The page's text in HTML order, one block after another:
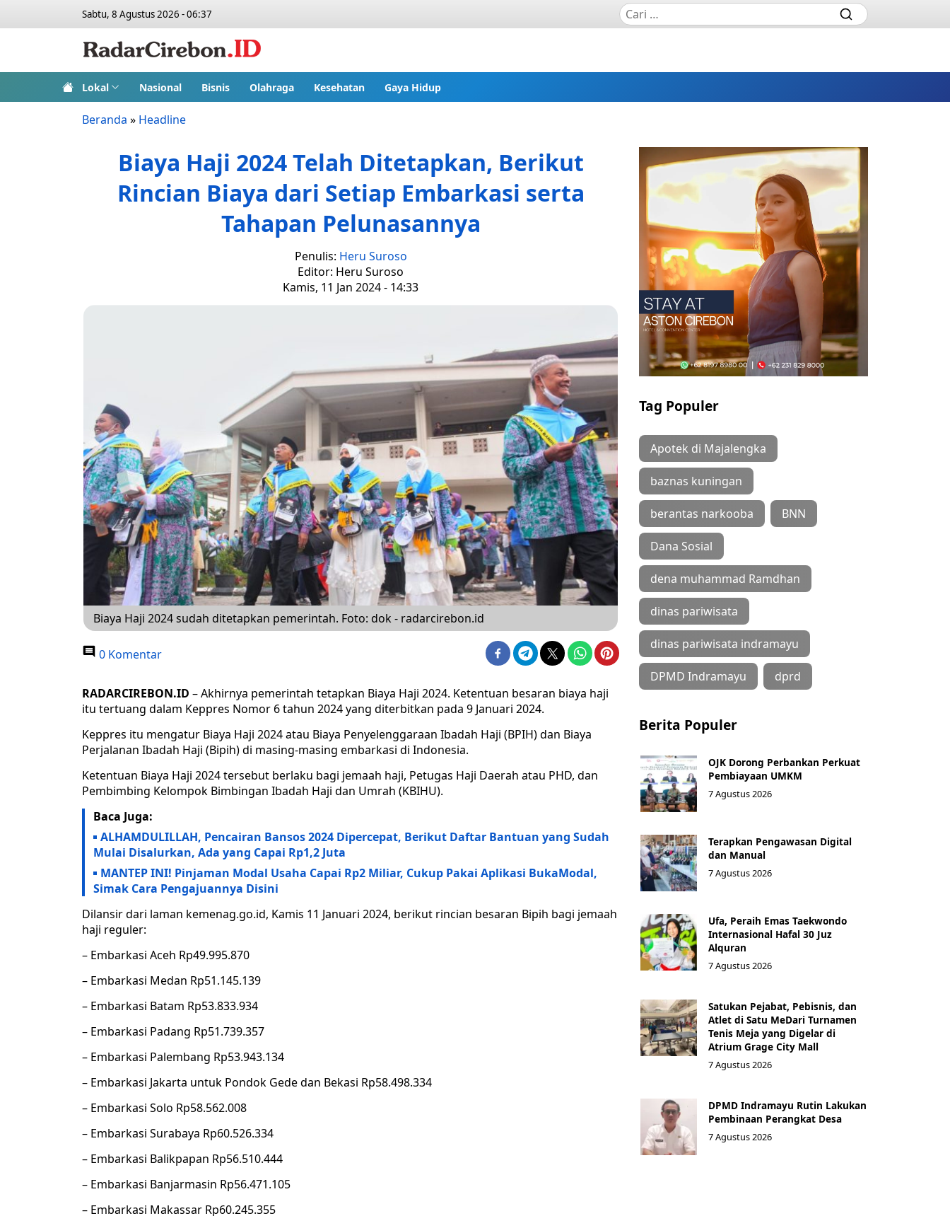
Sabtu, 8 Agustus 2026 - 06:37
Lokal Nasional Bisnis Olahraga Kesehatan Gaya Hidup
Beranda » Headline
Biaya Haji 2024 Telah Ditetapkan, Berikut
Rincian Biaya dari Setiap Embarkasi serta
Tahapan Pelunasannya
Penulis: Heru Suroso
Editor: Heru Suroso
Kamis, 11 Jan 2024 - 14:33
Biaya Haji 2024 sudah ditetapkan pemerintah. Foto: dok - radarcirebon.id
0 Komentar
RADARCIREBON.ID – Akhirnya pemerintah tetapkan Biaya Haji 2024. Ketentuan besaran biaya haji
itu tertuang dalam Keppres Nomor 6 tahun 2024 yang diterbitkan pada 9 Januari 2024.
Keppres itu mengatur Biaya Haji 2024 atau Biaya Penyelenggaraan Ibadah Haji (BPIH) dan Biaya
Perjalanan Ibadah Haji (Bipih) di masing-masing embarkasi di Indonesia.
Ketentuan Biaya Haji 2024 tersebut berlaku bagi jemaah haji, Petugas Haji Daerah atau PHD, dan
Pembimbing Kelompok Bimbingan Ibadah Haji dan Umrah (KBIHU).
Baca Juga:
ALHAMDULILLAH, Pencairan Bansos 2024 Dipercepat, Berikut Daftar Bantuan yang Sudah
Mulai Disalurkan, Ada yang Capai Rp1,2 Juta
MANTEP INI! Pinjaman Modal Usaha Capai Rp2 Miliar, Cukup Pakai Aplikasi BukaModal,
Simak Cara Pengajuannya Disini
Dilansir dari laman kemenag.go.id, Kamis 11 Januari 2024, berikut rincian besaran Bipih bagi jemaah
haji reguler:
– Embarkasi Aceh Rp49.995.870
– Embarkasi Medan Rp51.145.139
– Embarkasi Batam Rp53.833.934
– Embarkasi Padang Rp51.739.357
– Embarkasi Palembang Rp53.943.134
– Embarkasi Jakarta untuk Pondok Gede dan Bekasi Rp58.498.334
– Embarkasi Solo Rp58.562.008
– Embarkasi Surabaya Rp60.526.334
– Embarkasi Balikpapan Rp56.510.444
– Embarkasi Banjarmasin Rp56.471.105
– Embarkasi Makassar Rp60.245.355
Tag Populer
Apotek di Majalengka
baznas kuningan
berantas narkooba BNN
Dana Sosial
dena muhammad Ramdhan
dinas pariwisata
dinas pariwisata indramayu
DPMD Indramayu dprd
Berita Populer
OJK Dorong Perbankan Perkuat
Pembiayaan UMKM
7 Agustus 2026
Terapkan Pengawasan Digital
dan Manual
7 Agustus 2026
Ufa, Peraih Emas Taekwondo
Internasional Hafal 30 Juz
Alquran
7 Agustus 2026
Satukan Pejabat, Pebisnis, dan
Atlet di Satu MeDari Turnamen
Tenis Meja yang Digelar di
Atrium Grage City Mall
7 Agustus 2026
DPMD Indramayu Rutin Lakukan
Pembinaan Perangkat Desa
7 Agustus 2026